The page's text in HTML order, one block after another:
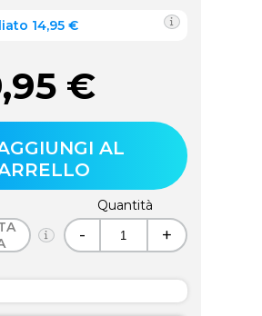
14,95 €
€
AL
Quantità
- +